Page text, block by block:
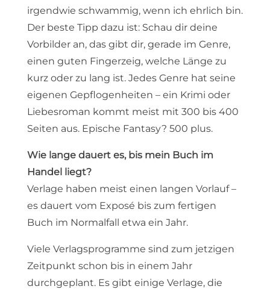
irgendwie schwammig, wenn ich ehrlich bin.
Der beste Tipp dazu ist: Schau dir deine
Vorbilder an, das gibt dir, gerade im Genre,
einen guten Fingerzeig, welche Länge zu
kurz oder zu lang ist. Jedes Genre hat seine
eigenen Gepflogenheiten – ein Krimi oder
Liebesroman kommt meist mit 300 bis 400
Seiten aus. Epische Fantasy? 500 plus.
Wie lange dauert es, bis mein Buch im
Handel liegt?
Verlage haben meist einen langen Vorlauf –
es dauert vom Exposé bis zum fertigen
Buch im Normalfall etwa ein Jahr.
Viele Verlagsprogramme sind zum jetzigen
Zeitpunkt schon bis in einem Jahr
durchgeplant. Es gibt einige Verlage, die